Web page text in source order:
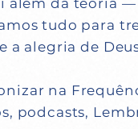
além da teoria
tudo para
a alegria de
na
podcasts,